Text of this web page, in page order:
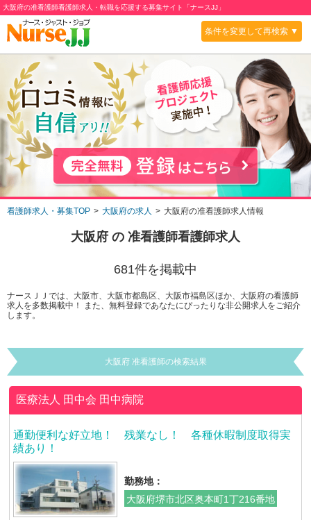
大阪府の准看護師看護師求人・転職を応援する募集サイト「ナースJJ」
条件を変更して再検索 ▼
看護師求人・募集TOP 大阪府の求人 大阪府の准看護師求人情報
大阪府 の 准看護師看護師求人
681件を掲載中
ナースＪＪでは、大阪市、大阪市都島区、大阪市福島区ほか、大阪府の看護師
求人を多数掲載中！ また、無料登録であなたにぴったりな非公開求人をご紹介
します。
大阪府 准看護師の検索結果
医療法人 田中会 田中病院
通勤便利な好立地！ 残業なし！ 各種休暇制度取得実
績あり！
勤務地：
大阪府堺市北区奥本町1丁216番地